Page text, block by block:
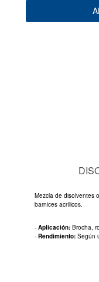
Mezcla de disolventes
barnices acrílicos.
- Aplicación: Brocha,
- Rendimiento: Según